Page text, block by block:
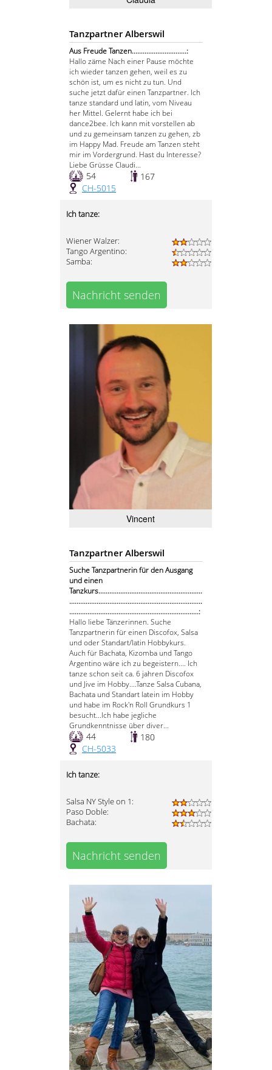
Tanzpartner Alberswil
Aus Freude Tanzen..............................:
Hallo zäme Nach einer Pause möchte
ich wieder tanzen gehen, weil es zu
schön ist, um es nicht zu tun. Und
suche jetzt dafür einen Tanzpartner. Ich
tanze standard und latin, vom Niveau
her Mittel. Gelernt habe ich bei
dance2bee. Ich kann mit vorstellen ab
und zu gemeinsam tanzen zu gehen, zb
im Happy Mad. Freude am Tanzen steht
mir im Vordergrund. Hast du Interesse?
Liebe Grüsse Claudi...
54
167
CH-5015
Ich tanze:
Wiener Walzer:
Tango Argentino:
Samba:
Nachricht senden
Vincent
Tanzpartner Alberswil
Suche Tanzpartnerin für den Ausgang
und einen
Tanzkurs.........................................................
.........................................................................
.......................................................................:
Hallo liebe Tänzerinnen. Suche
Tanzpartnerin für einen Discofox, Salsa
und oder Standart/latin Hobbykurs.
Auch für Bachata, Kizomba und Tango
Argentino wäre ich zu begeistern.... Ich
tanze schon seit ca. 6 jahren Discofox
und Jive im Hobby....Tanze Salsa Cubana,
Bachata und Standart latein im Hobby
und habe im Rock'n Roll Grundkurs 1
besucht...Ich habe jegliche
Grundkenntnisse über diver...
44
180
CH-5033
Ich tanze:
Salsa NY Style on 1:
Paso Doble:
Bachata:
Nachricht senden